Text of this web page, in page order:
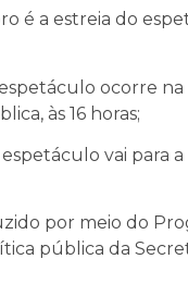
é a estreia do
ocorre na
às 16 horas;
vai para
por meio do
pública da